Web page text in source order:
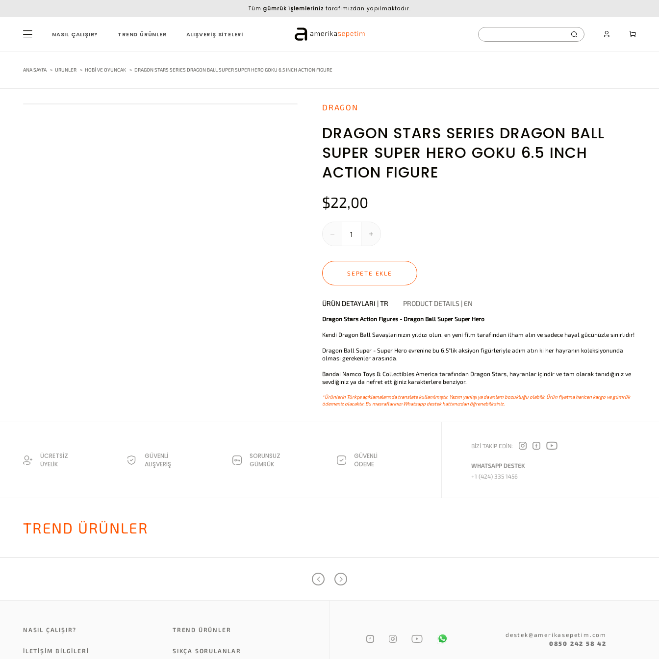
Tüm gümrük işlemleriniz tarafımızdan yapılmaktadır.
NASIL ÇALIŞIR? TREND ÜRÜNLER ALIŞVERİŞ SİTELERİ
ANA SAYFA URUNLER HOBI VE OYUNCAK DRAGON STARS SERIES DRAGON BALL SUPER SUPER HERO GOKU 6.5 INCH ACTION FIGURE
DRAGON
DRAGON STARS SERIES DRAGON BALL
SUPER SUPER HERO GOKU 6.5 INCH
ACTION FIGURE
$22,00
SEPETE EKLE
ÜRÜN DETAYLARI | TR PRODUCT DETAILS | EN
Dragon Stars Action Figures - Dragon Ball Super Super Hero
Kendi Dragon Ball Savaşlarınızın yıldızı olun, en yeni film tarafından ilham alın ve sadece hayal gücünüzle sınırlıdır!
Dragon Ball Super - Super Hero evrenine bu 6.5"lik aksiyon figürleriyle adım atın ki her hayranın koleksiyonunda
olması gerekenler arasında.
Bandai Namco Toys & Collectibles America tarafından Dragon Stars, hayranlar içindir ve tam olarak tanıdığınız ve
sevdiğiniz ya da nefret ettiğiniz karakterlere benziyor.
*Ürünlerin Türkçe açıklamalarında translate kullanılmıştır. Yazım yanlışı ya da anlam bozukluğu olabilir. Ürün fiyatına haricen kargo ve gümrük
ödemeniz olacaktır. Bu masraflarınızı Whatsapp destek hattımızdan öğrenebilirsiniz.
ÜCRETSİZ
ÜYELİK
GÜVENLİ
ALIŞVERİŞ
SORUNSUZ
GÜMRÜK
GÜVENLİ
ÖDEME
BİZİ TAKİP EDİN:
WHATSAPP DESTEK
+1 (424) 335 1456
TREND ÜRÜNLER
NASIL ÇALIŞIR? TREND ÜRÜNLER
İLETİŞİM BİLGİLERİ SIKÇA SORULANLAR
destek@amerikasepetim.com
0850 242 58 42